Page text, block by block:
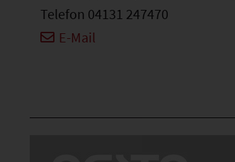
Telefon 04131 247470
E-Mail